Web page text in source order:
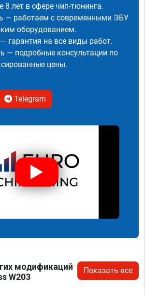
8 лет в сфере чип-тюнинга.
— работаем с современными ЭБУ
оборудованием.
гарантия на все виды работ.
— подробные консультации по
цены.
Telegram
модификаций
W203
Показать все